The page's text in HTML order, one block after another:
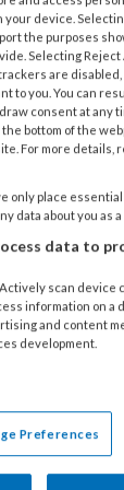
BRUINS
voor je
WILLEM BRUINS
BRUINS
device.
the purposes
Selecting
are
to you. You can
consent at any
bottom of the
For more details,
only place
data about you as
data to
scan
information on a
and content
development.
Preferences